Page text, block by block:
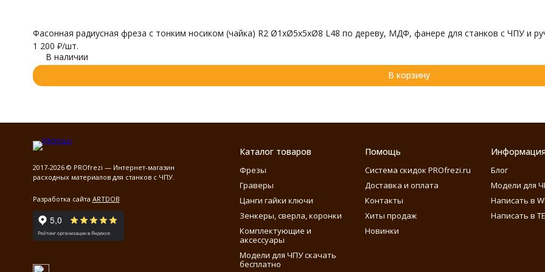
Фасонная радиусная фреза с тонким носиком (чайка) R2 Ø1xØ5x5xØ8 L48 по дереву, МДФ, фанере для станков с ЧПУ и
1 200 ₽/шт.
В наличии
В корзину
2017-2026 © PROfrezi — Интернет-магазин
расходных материалов для станков с ЧПУ.
Разработка сайта ARTDOB
Каталог товаров
Фрезы
Граверы
Цанги гайки ключи
Зенкеры, сверла, коронки
Комплектующие и
аксессуары
Модели для ЧПУ скачать
бесплатно
Помощь
Система скидок PROfrezi.ru
Доставка и оплата
Контакты
Хиты продаж
Новинки
Блог
Модели для
Написать в
Написать в